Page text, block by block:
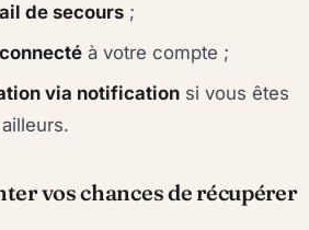
de secours ;
à votre compte ;
via notification si vous êtes
vos chances de récupérer